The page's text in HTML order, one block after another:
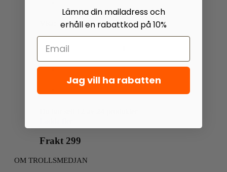
2
Frakt 299
OM TROLLSMEDJAN
Lämna din mailadress och
erhåll en rabattkod på 10%
Jag vill ha rabatten